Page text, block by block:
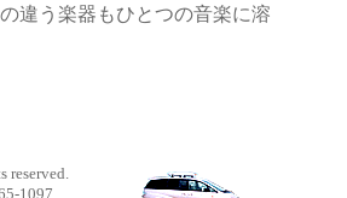
違う楽器もひとつの音楽に溶
reserved.
1097